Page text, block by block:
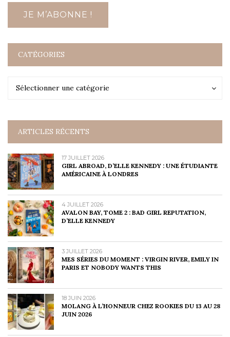
CATÉGORIES
Sélectionner une catégorie
Catégories
ARTICLES RÉCENTS
17 JUILLET 2026
GIRL ABROAD, D’ELLE KENNEDY : UNE ÉTUDIANTE
AMÉRICAINE À LONDRES
4 JUILLET 2026
AVALON BAY, TOME 2 : BAD GIRL REPUTATION,
D’ELLE KENNEDY
3 JUILLET 2026
MES SÉRIES DU MOMENT : VIRGIN RIVER, EMILY IN
PARIS ET NOBODY WANTS THIS
18 JUIN 2026
MOLANG À L’HONNEUR CHEZ ROOKIES DU 13 AU 28
JUIN 2026